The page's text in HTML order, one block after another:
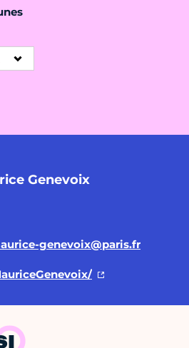
Genevoix
genevoix@paris.fr